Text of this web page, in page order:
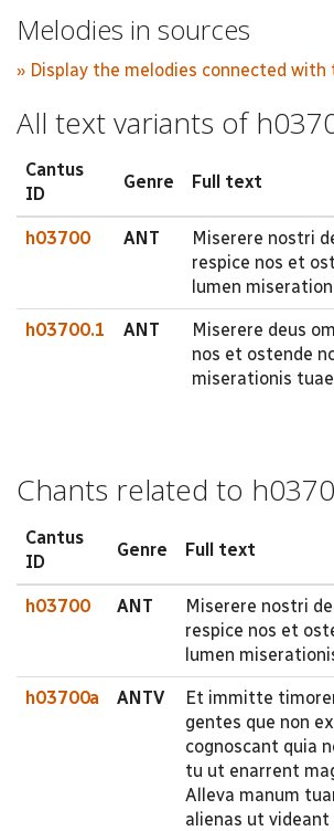
Melodies in sources
» Display the melodies connected with
All text variants of
Cantus
ID
Genre Full text
h03700 ANT
Miserere nostri
respice nos et
lumen
h03700.1 ANT
Miserere deus
nos et ostende
miserationis tuae
Chants related to
Cantus
ID
Genre Full text
h03700 ANT
Miserere nostri
respice nos et
lumen
h03700a ANTV
Et immitte
gentes que non
cognoscant quia
tu ut enarrent
Alleva manum
alienas ut